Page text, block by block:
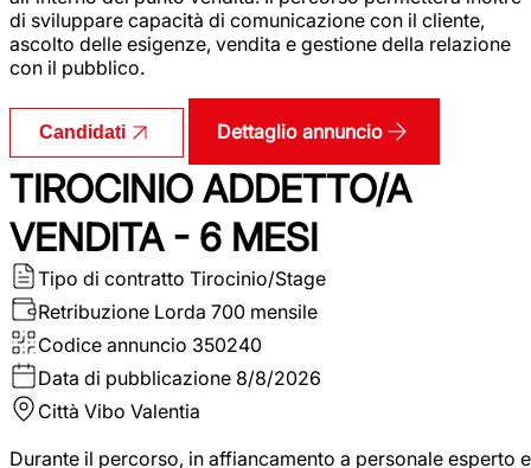
di sviluppare capacità di comunicazione con il cliente,
ascolto delle esigenze, vendita e gestione della relazione
con il pubblico.
Candidati Dettaglio annuncio
TIROCINIO ADDETTO/A
VENDITA - 6 MESI
Tipo di contratto Tirocinio/Stage
Retribuzione Lorda 700 mensile
Codice annuncio 350240
Data di pubblicazione 8/8/2026
Città Vibo Valentia
Durante il percorso, in affiancamento a personale esperto e